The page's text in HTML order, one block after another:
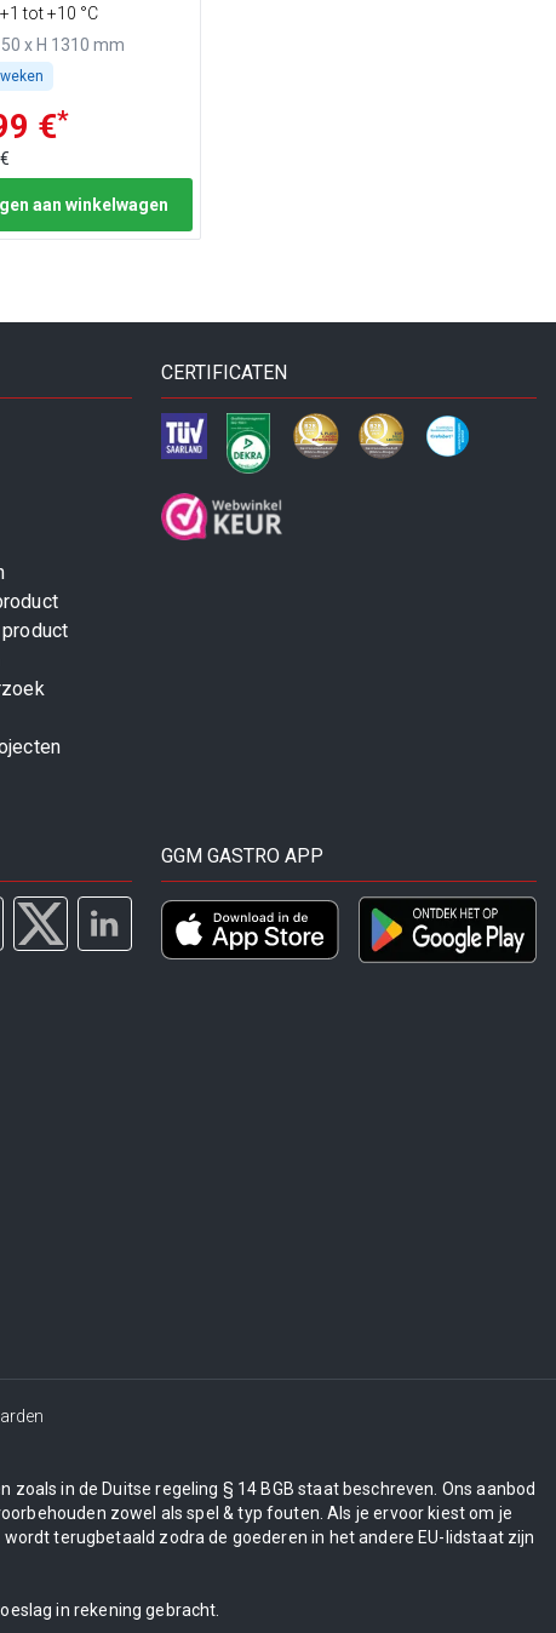
tot +10 °C
x H 1310 mm
€*
aan winkelwagen
CERTIFICATEN
GGM GASTRO APP
in de Duitse regeling § 14 BGB staat beschreven. Ons aanbod
zowel als spel & typ fouten. Als je ervoor kiest om je
terugbetaald zodra de goederen in het andere EU-lidstaat zijn
in rekening gebracht.